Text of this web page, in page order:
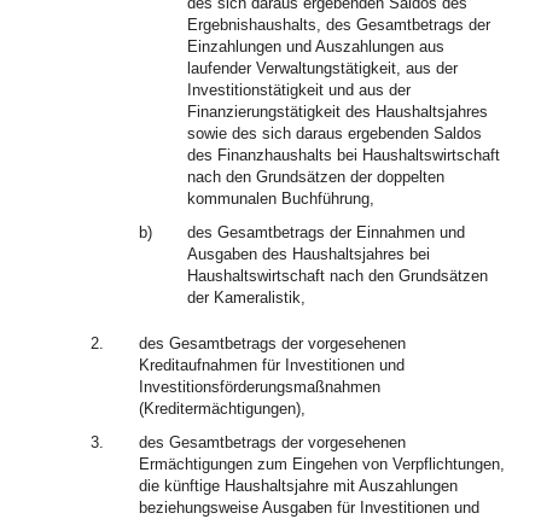
Ergebnishaushalts, des Gesamtbetrags der
Einzahlungen und Auszahlungen aus
laufender Verwaltungstätigkeit, aus der
Investitionstätigkeit und aus der
Finanzierungstätigkeit des Haushaltsjahres
sowie des sich daraus ergebenden Saldos
des Finanzhaushalts bei Haushaltswirtschaft
nach den Grundsätzen der doppelten
kommunalen Buchführung,
b)
des Gesamtbetrags der Einnahmen und
Ausgaben des Haushaltsjahres bei
Haushaltswirtschaft nach den Grundsätzen
der Kameralistik,
2.
des Gesamtbetrags der vorgesehenen
Kreditaufnahmen für Investitionen und
Investitionsförderungsmaßnahmen
(Kreditermächtigungen),
3.
des Gesamtbetrags der vorgesehenen
Ermächtigungen zum Eingehen von Verpflichtungen,
die künftige Haushaltsjahre mit Auszahlungen
beziehungsweise Ausgaben für Investitionen und